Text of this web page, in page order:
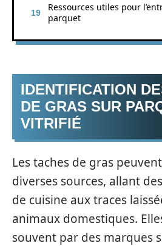
Ressources utiles pour
parquet
IDENTIFICATION
DE GRAS SUR
VITRIFIÉ
Les taches de gras
diverses sources, allant
de cuisine aux traces
animaux domestiques.
souvent par des marques